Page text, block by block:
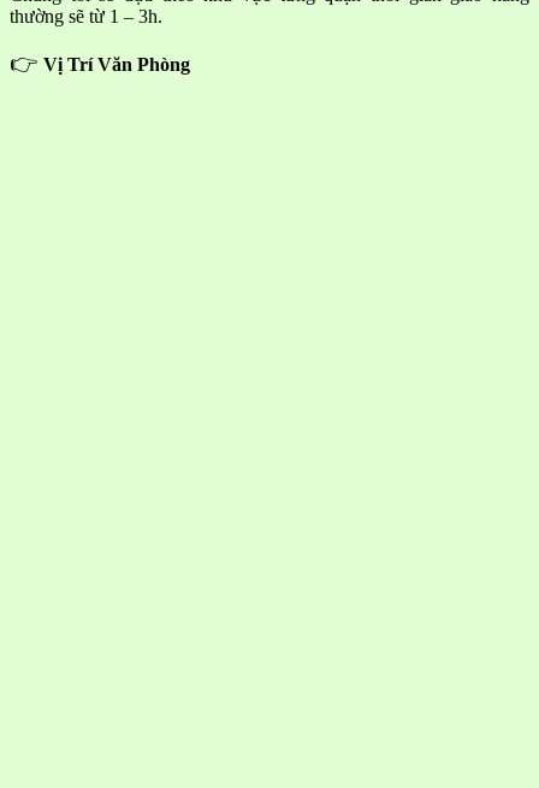
thường sẽ từ 1 – 3h.
👉 Vị Trí Văn Phòng